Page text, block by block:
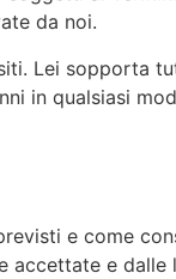
da noi.
Lei sopporta
in qualsiasi
e come
e